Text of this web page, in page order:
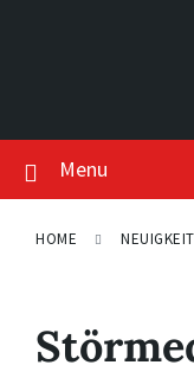
Menu
HOME